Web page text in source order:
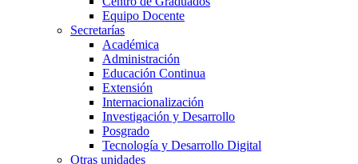
Equipo Docente
Secretarías
Académica
Administración
Educación Continua
Extensión
Internacionalización
Investigación y Desarrollo
Posgrado
Tecnología y Desarrollo Digital
Otras unidades